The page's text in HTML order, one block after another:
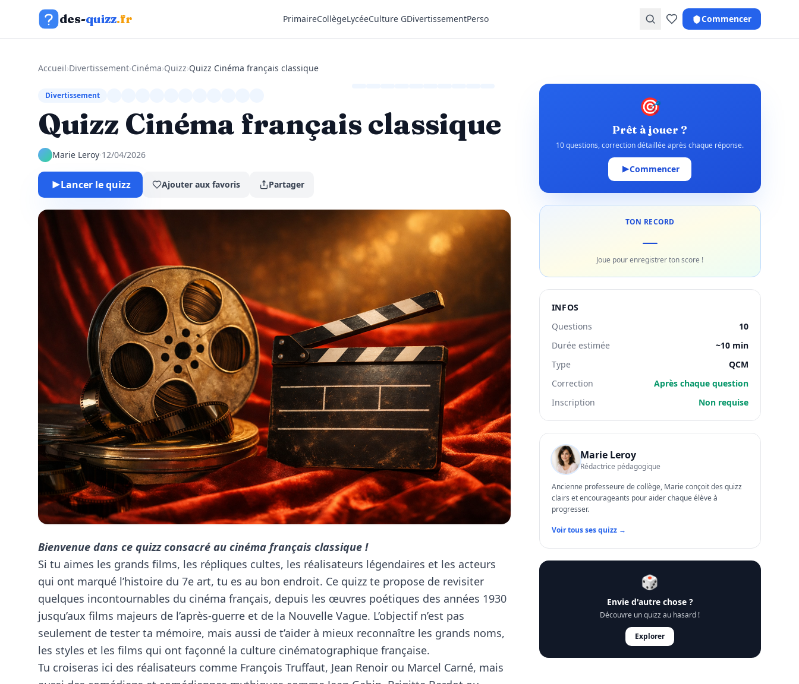
Aller au contenu
des-quizz.fr PrimaireCollègeLycéeCulture GDivertissementPerso Commencer
Accueil›Divertissement›Cinéma›Quizz›Quizz Cinéma français classique
Divertissement
Quizz Cinéma français classique
Marie Leroy·12/04/2026
Lancer le quizz Ajouter aux favoris Partager
Bienvenue dans ce quizz consacré au cinéma français classique !
Si tu aimes les grands films, les répliques cultes, les réalisateurs légendaires et les acteurs
qui ont marqué l’histoire du 7e art, tu es au bon endroit. Ce quizz te propose de revisiter
quelques incontournables du cinéma français, depuis les œuvres poétiques des années 1930
jusqu’aux films majeurs de l’après-guerre et de la Nouvelle Vague. L’objectif n’est pas
seulement de tester ta mémoire, mais aussi de t’aider à mieux reconnaître les grands noms,
les styles et les films qui ont façonné la culture cinématographique française.
Tu croiseras ici des réalisateurs comme François Truffaut, Jean Renoir ou Marcel Carné, mais
🎯
Prêt à jouer ?
10 questions, correction détaillée après chaque réponse.
Commencer
TON RECORD
—
Joue pour enregistrer ton score !
INFOS
Questions
10
Durée estimée
~10 min
Type
QCM
Correction
Après chaque question
Inscription
Non requise
Marie Leroy
Rédactrice pédagogique
Ancienne professeure de collège, Marie conçoit des quizz
clairs et encourageants pour aider chaque élève à
progresser.
Voir tous ses quizz →
🎲
Envie d'autre chose ?
Découvre un quizz au hasard !
Explorer